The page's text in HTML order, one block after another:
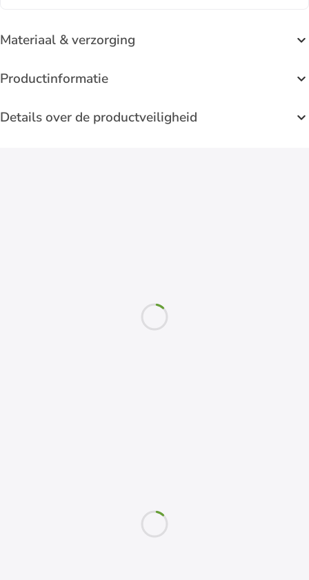
Materiaal & verzorging
Productinformatie
Details over de productveiligheid